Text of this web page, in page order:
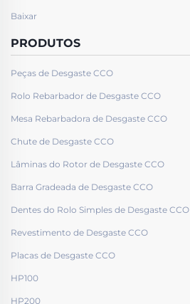
Baixar
PRODUTOS
Peças de Desgaste CCO
Rolo Rebarbador de Desgaste CCO
Mesa Rebarbadora de Desgaste CCO
Chute de Desgaste CCO
Lâminas do Rotor de Desgaste CCO
Barra Gradeada de Desgaste CCO
Dentes do Rolo Simples de Desgaste CCO
Revestimento de Desgaste CCO
Placas de Desgaste CCO
HP100
HP200